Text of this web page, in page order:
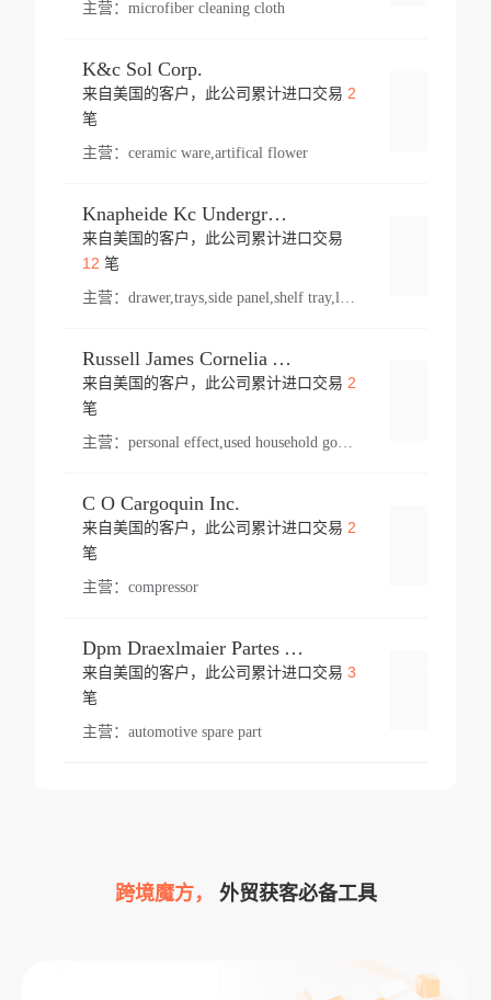
主营： microfiber cleaning cloth
K&c Sol Corp.
来自美国的客户，此公司累计进口交易 2
笔
主营： ceramic ware,artifical flower
Knapheide Kc Underground
来自美国的客户，此公司累计进口交易
12 笔
主营：
Russell James Cornelia Arlington Va
来自美国的客户，此公司累计进口交易 2
笔
主营： personal effect,used household goods
C O Cargoquin Inc.
来自美国的客户，此公司累计进口交易 2
笔
主营： compressor
Dpm Draexlmaier Partes Automotrices Corr Ind Huejotzingo
来自美国的客户，此公司累计进口交易 3
笔
主营： automotive spare part
跨境魔方， 外贸获客必备工具